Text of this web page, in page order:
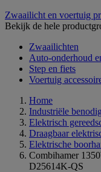
Zwaailicht en voertuig
Bekijk de hele
Zwaailichten
Auto-onderhoud
Step en fiets
Voertuig
Home
Industriële
Elektrisch
Draagbaar
Elektrische
Combihamer
D25614K-QS